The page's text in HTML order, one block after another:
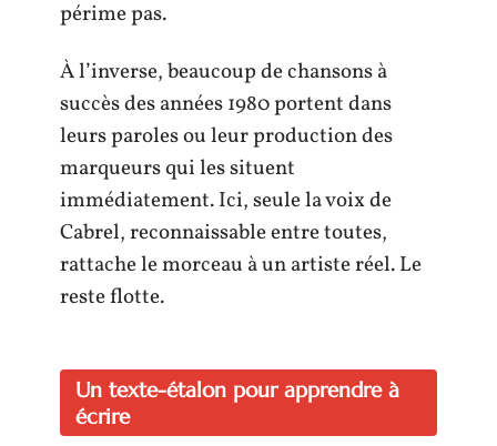
périme pas.
À l’inverse, beaucoup de chansons à
succès des années 1980 portent dans
leurs paroles ou leur production des
marqueurs qui les situent
immédiatement. Ici, seule la voix de
Cabrel, reconnaissable entre toutes,
rattache le morceau à un artiste réel. Le
reste flotte.
Un texte-étalon pour apprendre à
écrire